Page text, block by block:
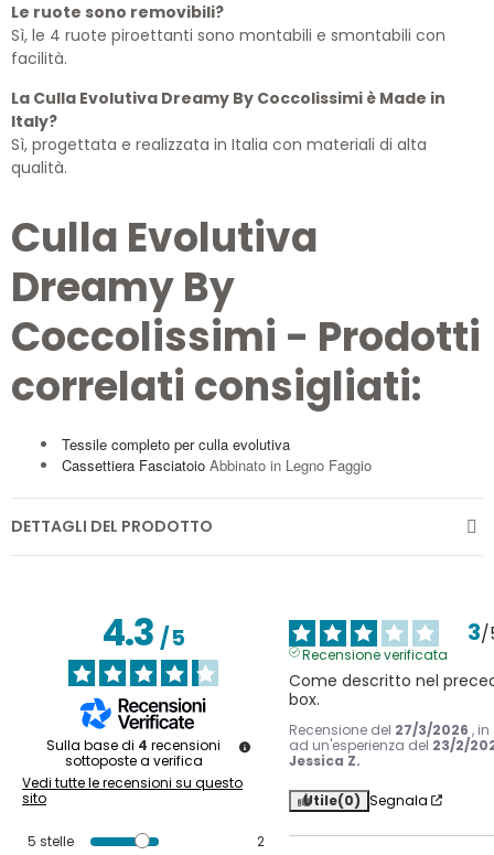
Le ruote sono removibili?
Sì, le 4 ruote piroettanti sono montabili e smontabili con
facilità.
La Culla Evolutiva Dreamy By Coccolissimi è Made in
Italy?
Sì, progettata e realizzata in Italia con materiali di alta
qualità.
Culla Evolutiva
Dreamy By
Coccolissimi - Prodotti
correlati consigliati:
Tessile completo per culla evolutiva
Cassettiera Fasciatoio Abbinato in Legno Faggio
DETTAGLI DEL PRODOTTO
4.3/5
Sulla base di 4 recensioni
sottoposte a verifica
Vedi tutte le recensioni su questo
sito
5 stelle
2
3/
Recensione verificata
Come descritto nel
box.
Recensione del 27/3/2026 ,
ad un'esperienza del 23/2/
Jessica Z.
Utile(0) Segnala